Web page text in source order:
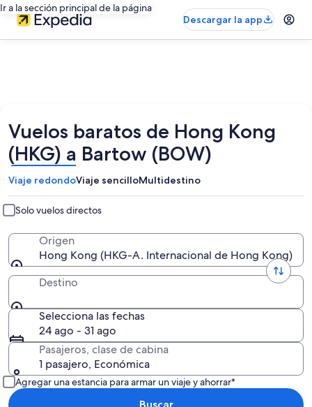
Ir a la sección principal de la página
Descargar la app
Vuelos baratos de Hong Kong
(HKG) a Bartow (BOW)
Viaje redondoViaje sencilloMultidestino
Solo vuelos directos
Origen
Hong Kong (HKG-A. Internacional de Hong Kong)
Destino
Selecciona las fechas
24 ago - 31 ago
Pasajeros, clase de cabina
1 pasajero, Económica
Agregar una estancia para armar un viaje y ahorrar*